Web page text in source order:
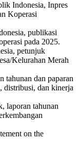
Indonesia, Inpres
Koperasi
publikasi
pada 2025.
petunjuk
Kelurahan Merah
tahunan dan paparan
distribusi, dan kinerja
laporan tahunan
on the